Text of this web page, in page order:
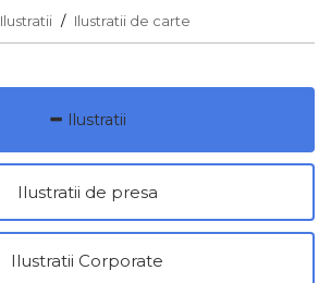
Ilustratii Ilustratii de carte
Ilustratii
Ilustratii de presa
Ilustratii Corporate